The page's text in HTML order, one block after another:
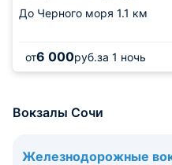
До Черного моря 1.1 км
от6 000руб.за 1 ночь
Вокзалы Сочи
Железнодорожные